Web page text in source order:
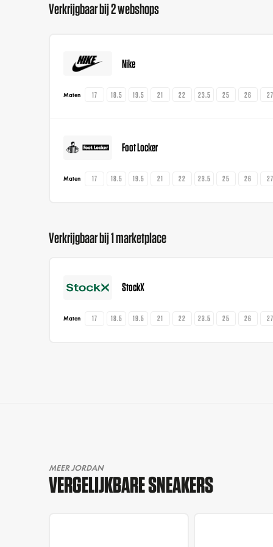
Verkrijgbaar bij 2 webshops
Nike
Maten 17 18.5 19.5 21 22 23.5 25 26 27
Foot Locker
Maten 17 18.5 19.5 21 22 23.5 25 26 27
Verkrijgbaar bij 1 marketplace
StockX
Maten 17 18.5 19.5 21 22 23.5 25 26 27
MEER JORDAN
VERGELIJKBARE SNEAKERS